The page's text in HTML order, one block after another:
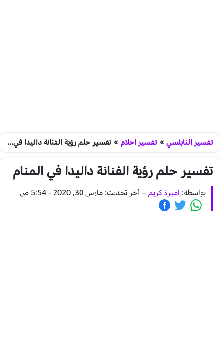
تفسير النابلسي » تفسير احلام » تفسير حلم رؤية الفنانة داليدا في المنام
تفسير حلم رؤية الفنانة داليدا في المنام
بواسطة: اميرة كريم – آخر تحديث: مارس 30, 2020 - 5:54 ص